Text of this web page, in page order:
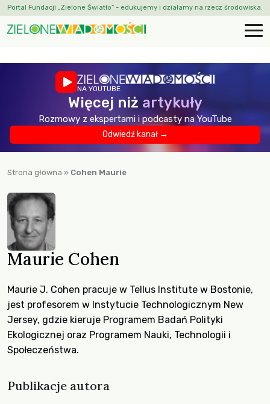
Portal Fundacji „Zielone Światło” - edukujemy i działamy na rzecz środowiska.
NA YOUTUBE
Więcej niż artykuły
Rozmowy z ekspertami i podcasty na YouTube
Odwiedź kanał →
Strona główna » Cohen Maurie
Maurie Cohen
Maurie J. Cohen pracuje w Tellus Institute w Bostonie,
jest profesorem w Instytucie Technologicznym New
Jersey, gdzie kieruje Programem Badań Polityki
Ekologicznej oraz Programem Nauki, Technologii i
Społeczeństwa.
Publikacje autora